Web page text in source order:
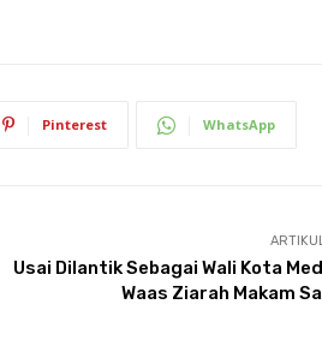
Pinterest WhatsApp
Usai Dilantik Sebagai Wali Kota
Waas Ziarah Makam